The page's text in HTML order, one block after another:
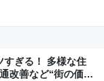
すぎる！ 多様な住
改善など“街の価値